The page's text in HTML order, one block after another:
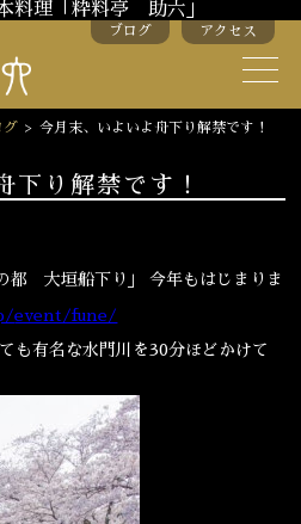
料理「粋料亭 助六」
ブログ アクセス
グ > 今月末、いよいよ舟下り解禁です！
下り解禁です！
都 大垣船下り」 今年もはじまりま
event/fune/
も有名な水門川を30分ほどかけて
法要